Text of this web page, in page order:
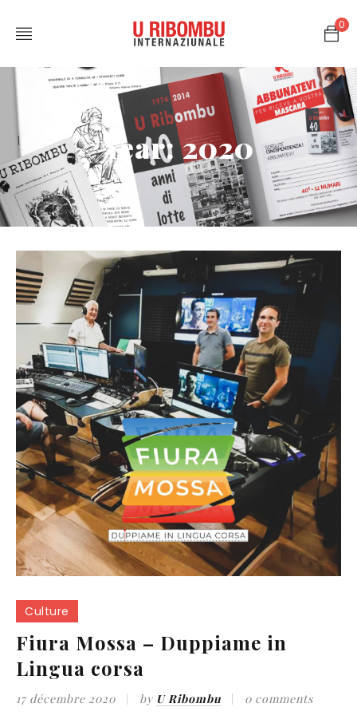
0
Year: 2020
Culture
Fiura Mossa – Duppiame in
Lingua corsa
17 décembre 2020 by U Ribombu 0 comments